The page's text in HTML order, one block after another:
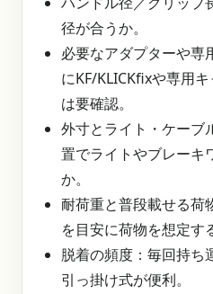
径が合うか。
必要なアダプターや専
にKF/KLICKfixや専用
は要確認。
外寸とライト・ケーブ
置でライトやブレーキ
か。
耐荷重と普段載せる荷
を目安に荷物を想定す
脱着の頻度：毎回持ち
引っ掛け式が便利。